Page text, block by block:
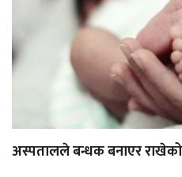
अस्पतालले बन्धक बनाएर राखेको